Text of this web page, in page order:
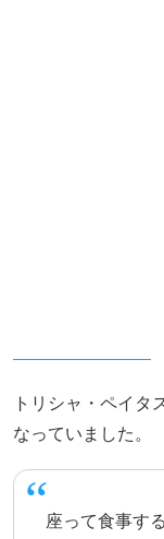
トリシャ・ペイタ
なっていました。
座って食事す